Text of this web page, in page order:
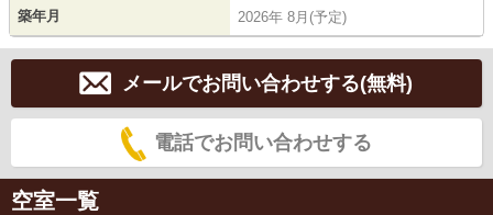
築年月 2026年 8月(予定)
メールでお問い合わせする(無料)
電話でお問い合わせする
空室一覧